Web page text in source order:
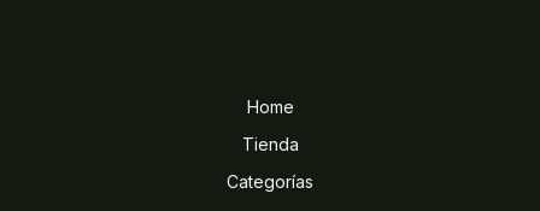
Home
Tienda
Categorías